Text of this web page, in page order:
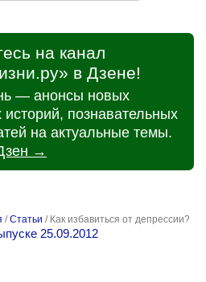
на канал
в Дзене!
— анонсы новых
историй, познавательных
на актуальные темы.
→
/Статьи / Как избавиться от депрессии?
25.09.2012